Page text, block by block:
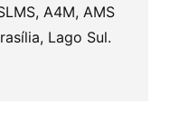
A4M, AMS
Lago Sul.